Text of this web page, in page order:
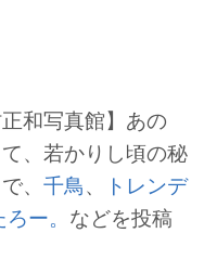
和写真館】あの
、若かりし頃の秘
、 千鳥、
トレンデ
ー。 などを投稿